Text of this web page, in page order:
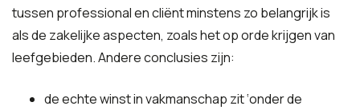
tussen professional en cliënt minstens zo belangrijk is
als de zakelijke aspecten, zoals het op orde krijgen van
leefgebieden. Andere conclusies zijn:
de echte winst in vakmanschap zit ‘onder de